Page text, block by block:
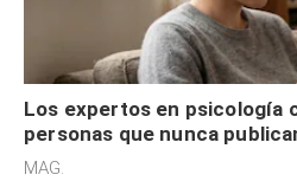
Los expertos en psicología
personas que nunca
redes sociales no
MAG.